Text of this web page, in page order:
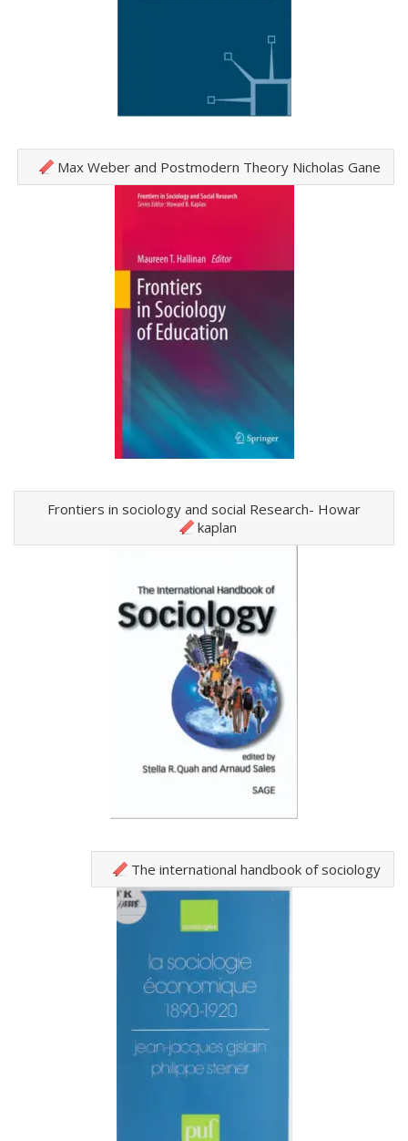
Max Weber and Postmodern Theory Nicholas Gane
Frontiers in sociology and social Research- Howar
kaplan
The international handbook of sociology